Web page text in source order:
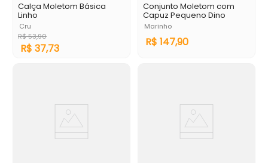
Calça Moletom Básica
Linho
Cru
R$53,90
R$ 37,73
Conjunto Moletom com
Capuz Pequeno Dino
Marinho
R$ 147,90